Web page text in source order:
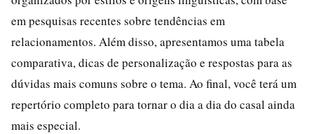
em pesquisas recentes sobre tendências em
relacionamentos. Além disso, apresentamos uma tabela
comparativa, dicas de personalização e respostas para as
dúvidas mais comuns sobre o tema. Ao final, você terá um
repertório completo para tornar o dia a dia do casal ainda
mais especial.